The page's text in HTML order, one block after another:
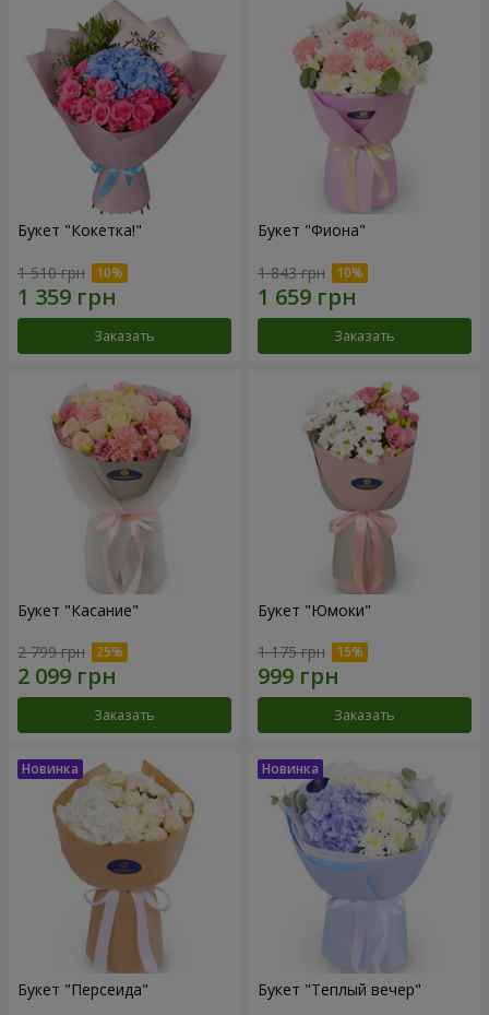
Букет "Кокетка!"
1 510 грн
Заказать
Букет "Фиона"
1 843 грн
Заказать
Букет "Касание"
2 799 грн
Заказать
Букет "Юмоки"
1 175 грн
Заказать
Букет "Персеида" Букет "Теплый вечер"